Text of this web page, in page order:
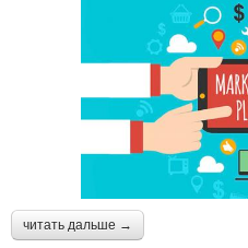
читать дальше →